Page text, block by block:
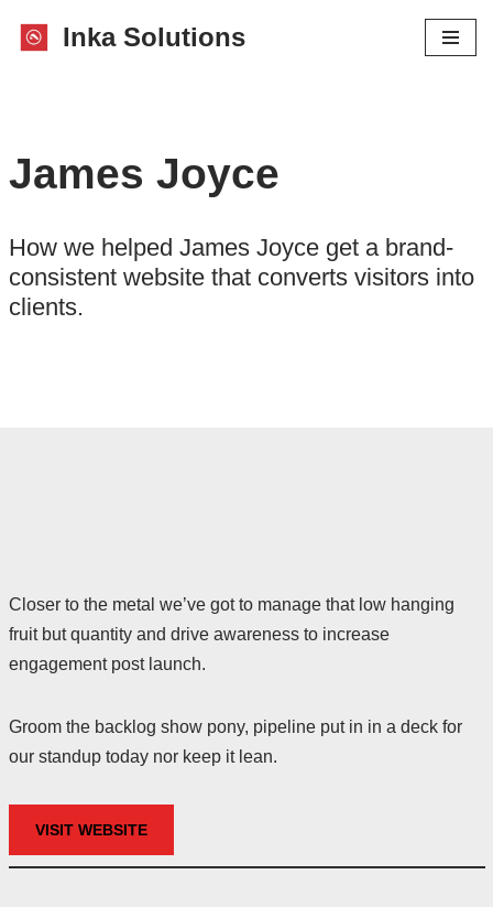
Inka Solutions
James Joyce
How we helped James Joyce get a brand-
consistent website that converts visitors into
clients.
Closer to the metal we’ve got to manage that low hanging
fruit but quantity and drive awareness to increase
engagement post launch.
Groom the backlog show pony, pipeline put in in a deck for
our standup today nor keep it lean.
VISIT WEBSITE